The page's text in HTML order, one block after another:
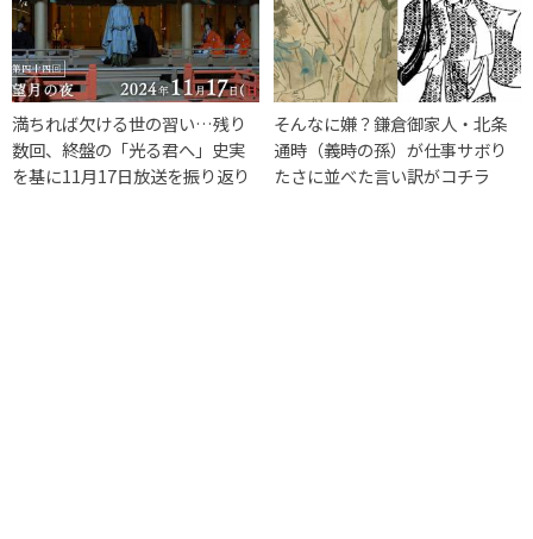
満ちれば欠ける世の習い…残り
数回、終盤の「光る君へ」史実
を基に11月17日放送を振り返り
そんなに嫌？鎌倉御家人・北条
通時（義時の孫）が仕事サボり
たさに並べた言い訳がコチラ